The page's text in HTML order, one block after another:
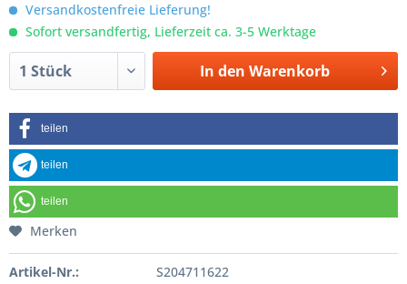
Versandkostenfreie Lieferung!
Sofort versandfertig, Lieferzeit ca. 3-5 Werktage
In den Warenkorb
teilen
teilen
teilen
Merken
Artikel-Nr.:
S204711622